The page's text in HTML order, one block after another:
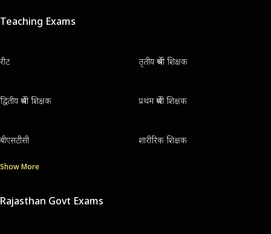
Teaching Exams
रीट तृतीय श्रेणी शिक्षक
द्वितीय श्रेणी शिक्षक प्रथम श्रेणी शिक्षक
बीएसटीसी शारीरिक शिक्षक
Show More
Rajasthan Govt Exams